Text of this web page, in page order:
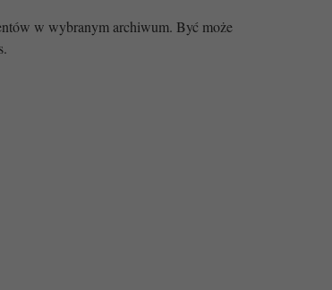
w wybranym archiwum. Być może